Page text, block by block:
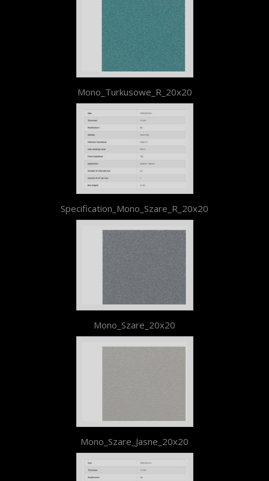
Mono_Turkusowe_R_20x20
Specification_Mono_Szare_R_20x20
Mono_Szare_20x20
Mono_Szare_Jasne_20x20